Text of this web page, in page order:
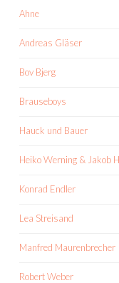
Ahne
Andreas Gläser
Bov Bjerg
Brauseboys
Hauck und Bauer
Heiko Werning & Jakob
Konrad Endler
Lea Streisand
Manfred Maurenbrecher
Robert Weber